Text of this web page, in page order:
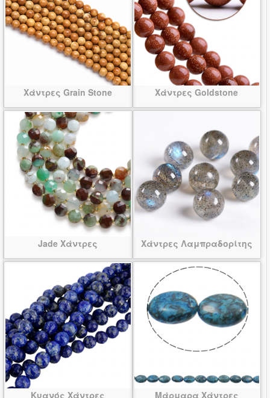
Χάντρες Grain Stone Χάντρες Goldstone
Jade Χάντρες Χάντρες Λαμπραδορίτης
Κυανός Χάντρες Μάρμαρα Χάντρες